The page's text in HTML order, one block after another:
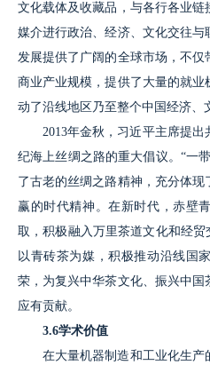
文化载体及收藏品，与各行各业
媒介进行政治、经济、文化交往
发展提供了广阔的全球市场，不
商业产业规模，提供了大量的就
动了沿线地区乃至整个中国经济、
2013年金秋，习近平主席提
纪海上丝绸之路的重大倡议。“一
了古老的丝绸之路精神，充分体
赢的时代精神。在新时代，赤壁
取，积极融入万里茶道文化和经贸
以青砖茶为媒，积极推动沿线国
荣，为复兴中华茶文化、振兴中国
应有贡献。
3.6学术价值
在大量机器制造和工业化生